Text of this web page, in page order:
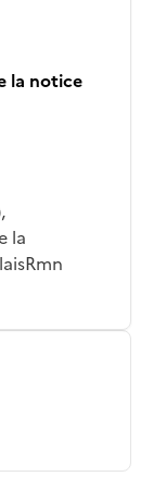
la notice
la